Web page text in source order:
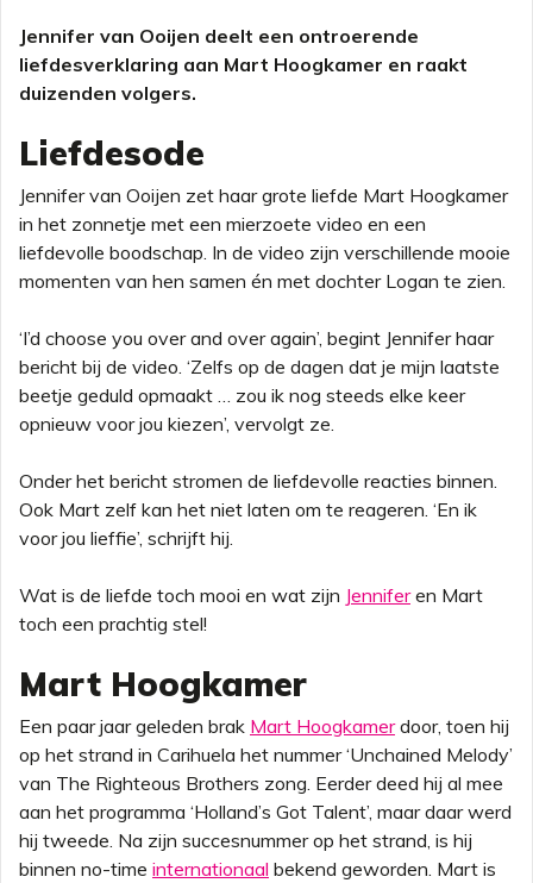
Jennifer van Ooijen deelt een ontroerende
liefdesverklaring aan Mart Hoogkamer en raakt
duizenden volgers.
Liefdesode
Jennifer van Ooijen zet haar grote liefde Mart Hoogkamer
in het zonnetje met een mierzoete video en een
liefdevolle boodschap. In de video zijn verschillende mooie
momenten van hen samen én met dochter Logan te zien.
‘I’d choose you over and over again’, begint Jennifer haar
bericht bij de video. ‘Zelfs op de dagen dat je mijn laatste
beetje geduld opmaakt … zou ik nog steeds elke keer
opnieuw voor jou kiezen’, vervolgt ze.
Onder het bericht stromen de liefdevolle reacties binnen.
Ook Mart zelf kan het niet laten om te reageren. ‘En ik
voor jou lieffie’, schrijft hij.
Wat is de liefde toch mooi en wat zijn Jenniferen Mart
toch een prachtig stel!
Mart Hoogkamer
Een paar jaar geleden brak Mart Hoogkamerdoor, toen hij
op het strand in Carihuela het nummer ‘Unchained Melody’
van The Righteous Brothers zong. Eerder deed hij al mee
aan het programma ‘Holland’s Got Talent’, maar daar werd
hij tweede. Na zijn succesnummer op het strand, is hij
binnen no-time internationaal bekend geworden. Mart is